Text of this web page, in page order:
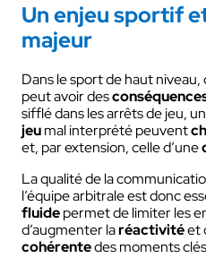
Un enjeu sportif
majeur
Dans le sport de haut
peut avoir des
sifflé dans les arrêts de jeu, un
jeumal interprété peuvent
et, par extension, celle d’une
La qualité de la
l’équipe arbitrale est donc
fluidepermet de limiter les
d’augmenter laréactivitéet
cohérentedes moments